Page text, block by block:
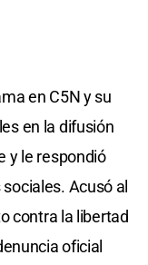
en C5N y su
en la difusión
y le respondió
Acusó al
contra la libertad
oficial